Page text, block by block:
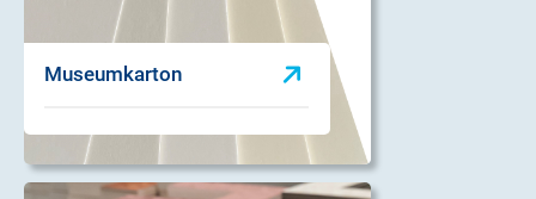
Museumkarton